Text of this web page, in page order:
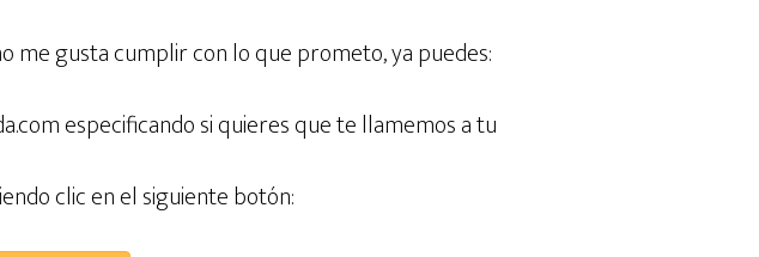
me gusta cumplir con lo que prometo, ya puedes:
especificando si quieres que te llamemos a tu
clic en el siguiente botón: